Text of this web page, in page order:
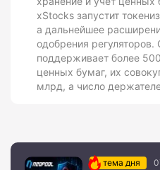
xStocks запустит
а дальнейшее
одобрения
поддерживает более
ценных бумаг, их
млрд, а число
тема дня